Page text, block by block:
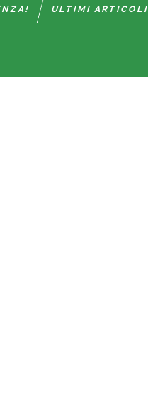
ULTIMI ARTICOLI